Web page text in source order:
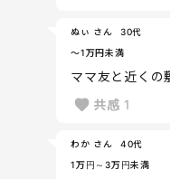
ぬぃ さん
30代
～1万円未満
ママ友と近くの
共感 1
わか さん
40代
1万円～3万円未満